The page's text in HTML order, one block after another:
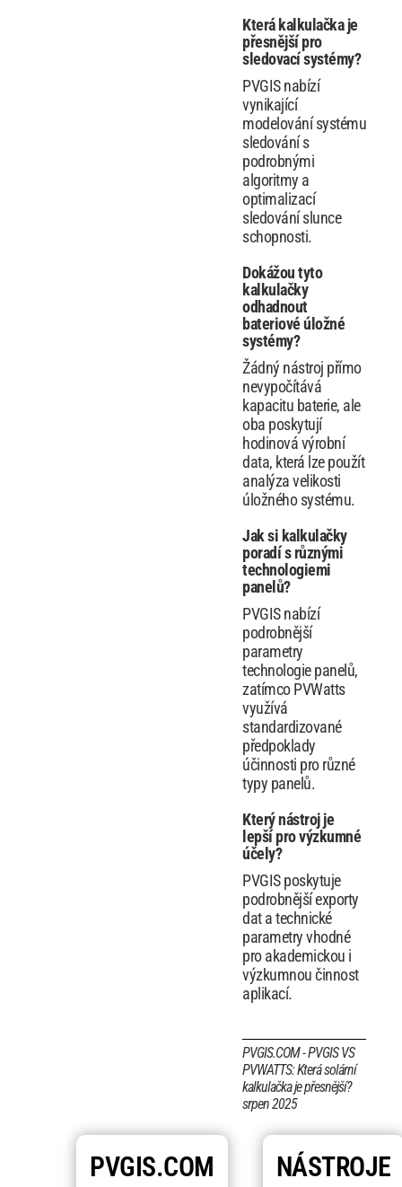
Která kalkulačka je
přesnější pro
sledovací systémy?
PVGIS nabízí
vynikající
modelování systému
sledování s
podrobnými
algoritmy a
optimalizací
sledování slunce
schopnosti.
Dokážou tyto
kalkulačky
odhadnout
bateriové úložné
systémy?
Žádný nástroj přímo
nevypočítává
kapacitu baterie, ale
oba poskytují
hodinová výrobní
data, která lze použít
analýza velikosti
úložného systému.
Jak si kalkulačky
poradí s různými
technologiemi
panelů?
PVGIS nabízí
podrobnější
parametry
technologie panelů,
zatímco PVWatts
využívá
standardizované
předpoklady
účinnosti pro různé
typy panelů.
Který nástroj je
lepší pro výzkumné
účely?
PVGIS poskytuje
podrobnější exporty
dat a technické
parametry vhodné
pro akademickou i
výzkumnou činnost
aplikací.
PVGIS.COM - PVGIS VS
PVWATTS: Která solární
kalkulačka je přesnější?
srpen 2025
PVGIS.COM
NÁSTROJE